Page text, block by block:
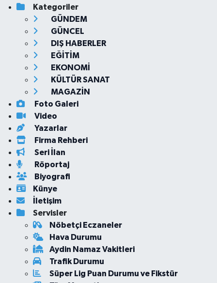
Kategoriler
GÜNDEM
GÜNCEL
DIŞ HABERLER
EĞİTİM
EKONOMİ
KÜLTÜR SANAT
MAGAZİN
Foto Galeri
Video
Yazarlar
Firma Rehberi
Seri İlan
Röportaj
Biyografi
Künye
İletişim
Servisler
Nöbetçi Eczaneler
Hava Durumu
Aydin Namaz Vakitleri
Trafik Durumu
Süper Lig Puan Durumu ve Fikstür